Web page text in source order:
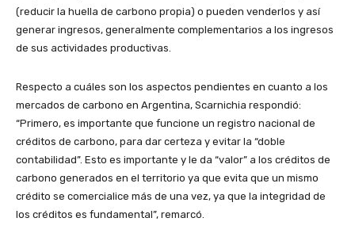
(reducir la huella de carbono propia) o pueden venderlos y así
generar ingresos, generalmente complementarios a los ingresos
de sus actividades productivas.
Respecto a cuáles son los aspectos pendientes en cuanto a los
mercados de carbono en Argentina, Scarnichia respondió:
“Primero, es importante que funcione un registro nacional de
créditos de carbono, para dar certeza y evitar la “doble
contabilidad”. Esto es importante y le da “valor” a los créditos de
carbono generados en el territorio ya que evita que un mismo
crédito se comercialice más de una vez, ya que la integridad de
los créditos es fundamental”, remarcó.